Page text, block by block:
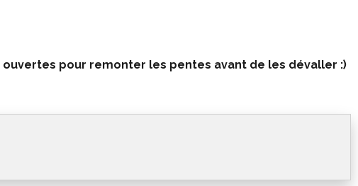
ouvertes pour remonter les pentes avant de les dévaller :)